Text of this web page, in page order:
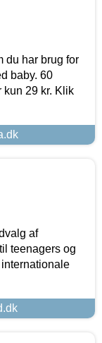
du har brug for
baby. 60
kun 29 kr. Klik
af
teenagers og